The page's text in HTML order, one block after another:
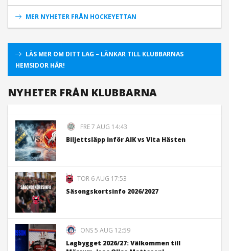
MER NYHETER FRÅN HOCKEYETTAN
LÄS MER OM DITT LAG – LÄNKAR TILL KLUBBARNAS
HEMSIDOR HÄR!
NYHETER FRÅN KLUBBARNA
FRE 7 AUG 14:43
Biljettsläpp inför AIK vs Vita Hästen
TOR 6 AUG 17:53
Säsongskortsinfo 2026/2027
ONS 5 AUG 12:59
Lagbygget 2026/27: Välkommen till